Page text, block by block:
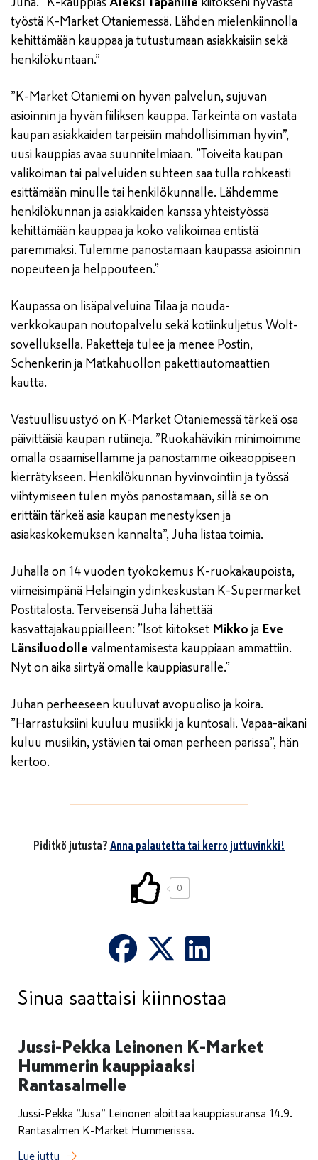
työstä K-Market Otaniemessä. Lähden mielenkiinnolla
kehittämään kauppaa ja tutustumaan asiakkaisiin sekä
henkilökuntaan.”
”K-Market Otaniemi on hyvän palvelun, sujuvan
asioinnin ja hyvän fiiliksen kauppa. Tärkeintä on vastata
kaupan asiakkaiden tarpeisiin mahdollisimman hyvin”,
uusi kauppias avaa suunnitelmiaan. ”Toiveita kaupan
valikoiman tai palveluiden suhteen saa tulla rohkeasti
esittämään minulle tai henkilökunnalle. Lähdemme
henkilökunnan ja asiakkaiden kanssa yhteistyössä
kehittämään kauppaa ja koko valikoimaa entistä
paremmaksi. Tulemme panostamaan kaupassa asioinnin
nopeuteen ja helppouteen.”
Kaupassa on lisäpalveluina Tilaa ja nouda-
verkkokaupan noutopalvelu sekä kotiinkuljetus Wolt-
sovelluksella. Paketteja tulee ja menee Postin,
Schenkerin ja Matkahuollon pakettiautomaattien
kautta.
Vastuullisuustyö on K-Market Otaniemessä tärkeä osa
päivittäisiä kaupan rutiineja. ”Ruokahävikin minimoimme
omalla osaamisellamme ja panostamme oikeaoppiseen
kierrätykseen. Henkilökunnan hyvinvointiin ja työssä
viihtymiseen tulen myös panostamaan, sillä se on
erittäin tärkeä asia kaupan menestyksen ja
asiakaskokemuksen kannalta”, Juha listaa toimia.
Juhalla on 14 vuoden työkokemus K-ruokakaupoista,
viimeisimpänä Helsingin ydinkeskustan K-Supermarket
Postitalosta. Terveisensä Juha lähettää
kasvattajakauppiailleen: ”Isot kiitokset Mikko ja Eve
Länsiluodolle valmentamisesta kauppiaan ammattiin.
Nyt on aika siirtyä omalle kauppiasuralle.”
Juhan perheeseen kuuluvat avopuoliso ja koira.
”Harrastuksiini kuuluu musiikki ja kuntosali. Vapaa-aikani
kuluu musiikin, ystävien tai oman perheen parissa”, hän
kertoo.
Piditkö jutusta?Anna palautetta tai kerro juttuvinkki!
0
Sinua saattaisi kiinnostaa
Jussi-Pekka Leinonen K-Market
Hummerin kauppiaaksi
Rantasalmelle
Jussi-Pekka ”Jusa” Leinonen aloittaa kauppiasuransa 14.9.
Rantasalmen K-Market Hummerissa.
Lue juttu